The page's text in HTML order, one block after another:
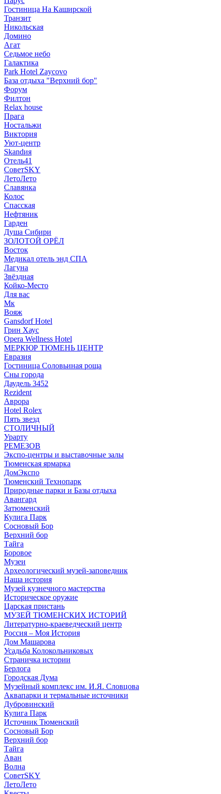
Гостиница На Каширской
Транзит
Никольская
Домино
Агат
Седьмое небо
Галактика
Park Hotel Zaycovo
База отдыха "Верхний бор"
Форум
Филтон
Relax house
Прага
Ностальжи
Виктория
Уют-центр
Skandия
Отель41
СоветSKY
ЛетоЛето
Славянка
Колос
Спасская
Нефтяник
Гарден
Душа Сибири
ЗОЛОТОЙ ОРЁЛ
Восток
Медикал отель энд СПА
Лагуна
Звёздная
Койко-Место
Для вас
Мк
Вояж
Gansdorf Hotel
Грин Хаус
Opera Wellness Hotel
МЕРКЮР ТЮМЕНЬ ЦЕНТР
Евразия
Гостиница Соловьиная роща
Сны города
Даудель 3452
Rezident
Аврора
Hotel Rolex
Пять звезд
СТОЛИЧНЫЙ
Урарту
РЕМЕЗОВ
Экспо-центры и выставочные залы
Тюменская ярмарка
ДомЭкспо
Тюменский Технопарк
Природные парки и Базы отдыха
Авангард
Затюменский
Кулига Парк
Сосновый Бор
Верхний бор
Тайга
Боровое
Музеи
Археологический музей-заповедник
Наша история
Музей кузнечного мастерства
Историческое оружие
Царская пристань
МУЗЕЙ ТЮМЕНСКИХ ИСТОРИЙ
Литературно-краеведческий центр
Россия – Моя История
Дом Машарова
Усадьба Колокольниковых
Страничка истории
Берлога
Городская Дума
Музейный комплекс им. И.Я. Словцова
Аквапарки и термальные источники
Дубровинский
Кулига Парк
Источник Тюменский
Сосновый Бор
Верхний бор
Тайга
Аван
Волна
СоветSKY
ЛетоЛето